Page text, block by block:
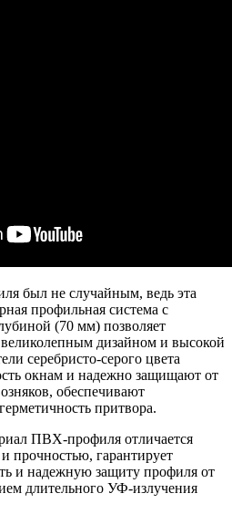
был не случайным, ведь эта
профильная система с
(70 мм) позволяет
великолепным дизайном и высокой
серебристо-серого цвета
окнам и надежно защищают от
обеспечивают
притвора.
ПВХ-профиля отличается
прочностью, гарантирует
и надежную защиту профиля от
длительного УФ-излучения